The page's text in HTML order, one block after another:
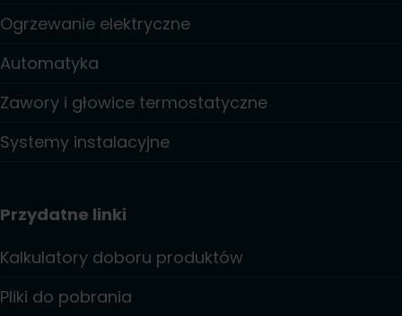
Ogrzewanie elektryczne
Automatyka
Zawory i głowice termostatyczne
Systemy instalacyjne
Przydatne linki
Kalkulatory doboru produktów
Pliki do pobrania